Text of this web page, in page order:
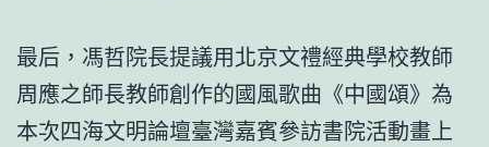
最后，馮哲院長提議用北京文禮經典學校教師
周應之師長教師創作的國風歌曲《中國頌》為
本次四海文明論壇臺灣嘉賓參訪書院活動畫上